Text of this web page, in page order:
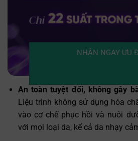
NHẬN NGAY ƯU
An toàn tuyệt đối, không gây
Liệu trình không sử dụng hóa
vào cơ chế phục hồi và nuôi
với mọi loại da, kể cả da nhạy